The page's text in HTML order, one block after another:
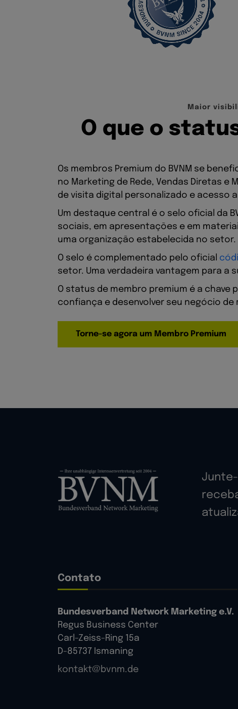
M a ior visi bi
O que o statu
Os membros Premium do BVNM se
no Marketing de Rede, Vendas Diretas
de visita digital personalizado e acesso
Um destaque central é o selo oficial da
sociais, em apresentações e em
uma organização estabelecida no setor.
O selo é complementado pelo oficial
setor. Uma verdadeira vantagem para a
O status de membro premium é a
confiança e desenvolver seu negócio
Torne-se agora um Membro Premium
Contato
Bundesverband Network Marketing e.V.
Regus Business Center
Carl-Zeiss-Ring 15a
D-85737 Ismaning
kontakt@bvnm.de